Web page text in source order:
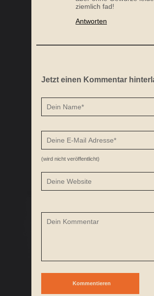
PALEO ENERGY BALLS
ORANGEN HÄHNCHEN BOWL
ziemlich fad!
Antworten
Jetzt einen Kommentar
(wird nicht veröffentlicht)